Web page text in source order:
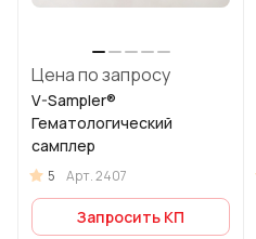
Цена по запросу
V-Sampler®
Гематологический
самплер
5 Арт.2407
Запросить КП